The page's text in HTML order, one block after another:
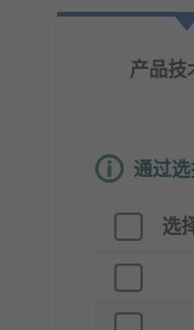
产品技
通过
选